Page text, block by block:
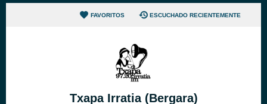
FAVORITOS ESCUCHADO RECIENTEMENTE
Txapa Irratia (Bergara)